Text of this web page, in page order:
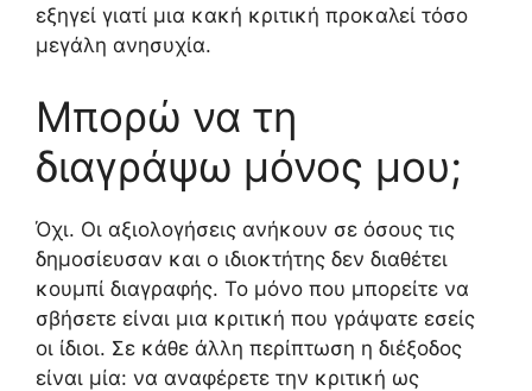
εξηγεί γιατί μια κακή κριτική προκαλεί τόσο
μεγάλη ανησυχία.
Μπορώ να τη
διαγράψω μόνος μου;
Όχι. Οι αξιολογήσεις ανήκουν σε όσους τις
δημοσίευσαν και ο ιδιοκτήτης δεν διαθέτει
κουμπί διαγραφής. Το μόνο που μπορείτε να
σβήσετε είναι μια κριτική που γράψατε εσείς
οι ίδιοι. Σε κάθε άλλη περίπτωση η διέξοδος
είναι μία: να αναφέρετε την κριτική ως